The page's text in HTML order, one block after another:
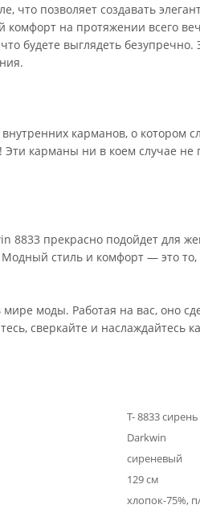
что позволяет создавать
на протяжении всего
будете выглядеть
карманов, о котором
карманы ни в коем случае не
прекрасно подойдет для
стиль и комфорт — это то,
моды. Работая на вас, оно
сверкайте и наслаждайтесь
Т- 8833 сирень
Darkwin
сиреневый
129 см
хлопок-75%,